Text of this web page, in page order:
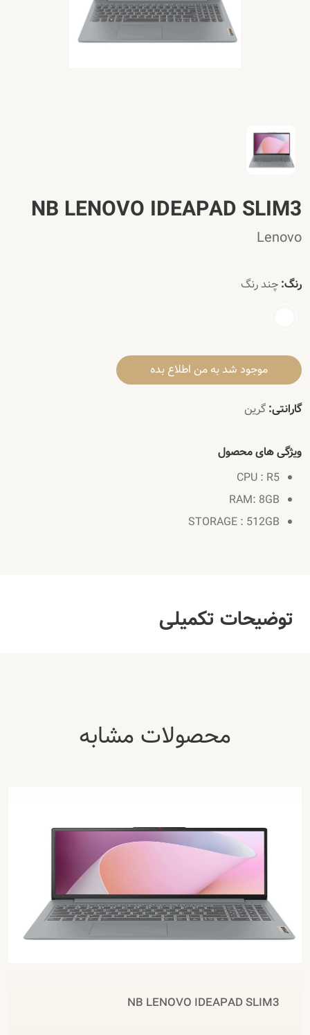
NB LENOVO IDEAPAD SLIM3
Lenovo
رنگ: چند رنگ
موجود شد به من اطلاع بده
گارانتی: گرین
ویژگی های محصول
CPU : R5
RAM: 8GB
STORAGE : 512GB
توضیحات تکمیلی
محصولات مشابه
NB LENOVO IDEAPAD SLIM3